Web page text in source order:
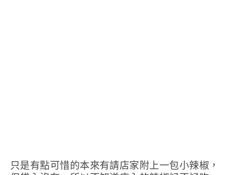
只是有點可惜的本來有請店家附上一包小辣椒，